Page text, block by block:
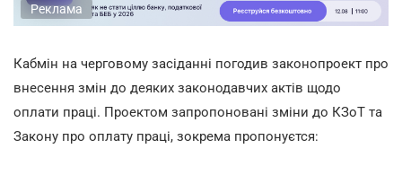
Реклама
Кабмін на черговому засіданні погодив законопроект про
внесення змін до деяких законодавчих актів щодо
оплати праці. Проектом запропоновані зміни до КЗоТ та
Закону про оплату праці, зокрема пропонуєтся: